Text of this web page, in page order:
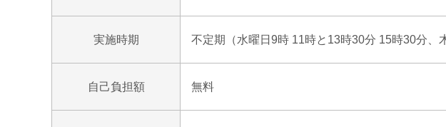
実施時期 不定期（水曜日9時 11時と13時30分 15時30分
自己負担額 無料